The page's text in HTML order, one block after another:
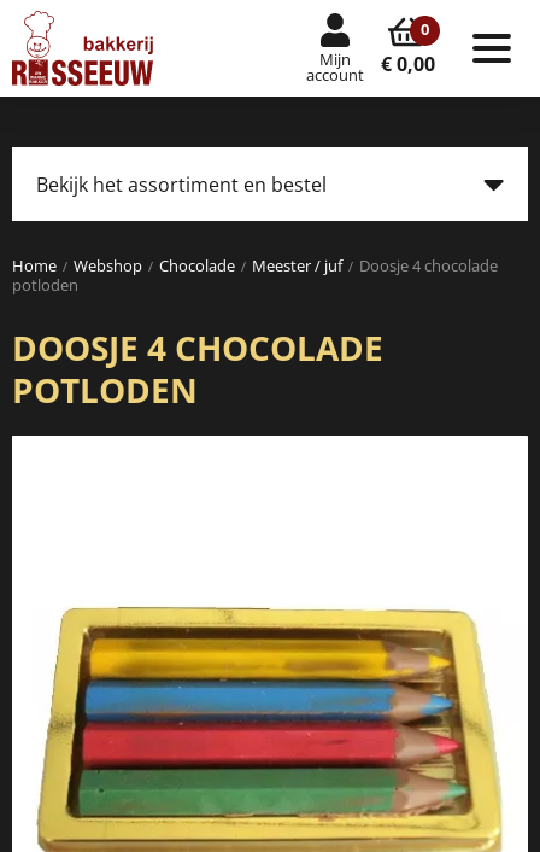
Mijn
account
0
€ 0,00
Bekijk het assortiment en bestel
Home Webshop Chocolade Meester / juf
Doosje 4 chocolade
potloden
DOOSJE 4 CHOCOLADE
POTLODEN